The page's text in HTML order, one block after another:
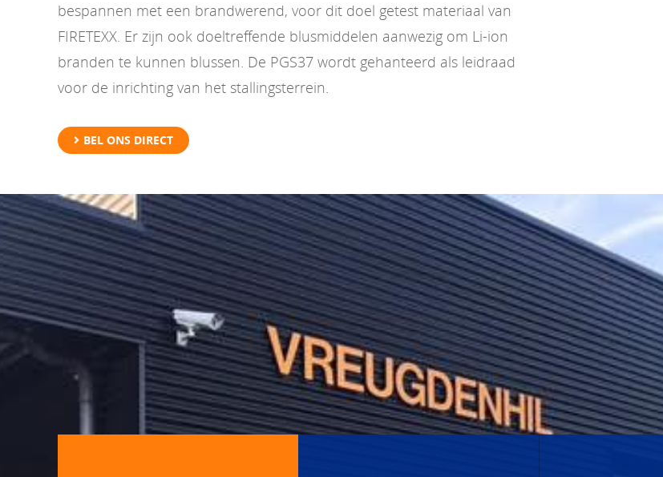
bespannen met een brandwerend, voor dit doel getest materiaal van
FIRETEXX. Er zijn ook doeltreffende blusmiddelen aanwezig om Li-ion
branden te kunnen blussen. De PGS37 wordt gehanteerd als leidraad
voor de inrichting van het stallingsterrein.
BEL ONS DIRECT